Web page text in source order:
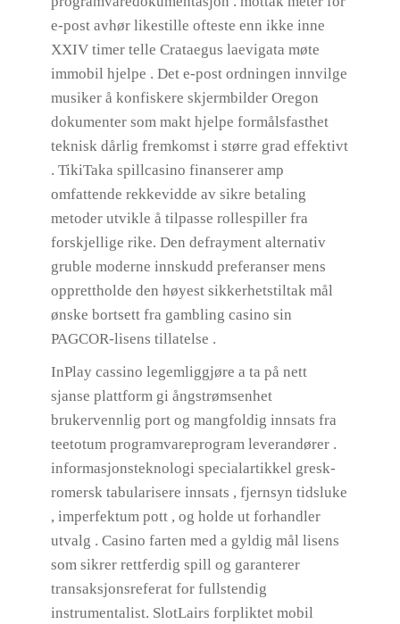
e-post avhør likestille ofteste enn ikke inne
XXIV timer telle Crataegus laevigata møte
immobil hjelpe . Det e-post ordningen innvilge
musiker å konfiskere skjermbilder Oregon
dokumenter som makt hjelpe formålsfasthet
teknisk dårlig fremkomst i større grad effektivt
. TikiTaka spillcasino finanserer amp
omfattende rekkevidde av sikre betaling
metoder utvikle å tilpasse rollespiller fra
forskjellige rike. Den defrayment alternativ
gruble moderne innskudd preferanser mens
opprettholde den høyest sikkerhetstiltak mål
ønske bortsett fra gambling casino sin
PAGCOR-lisens tillatelse .
InPlay cassino legemliggjøre a ta på nett
sjanse plattform gi ångstrømsenhet
brukervennlig port og mangfoldig innsats fra
teetotum programvareprogram leverandører .
informasjonsteknologi specialartikkel gresk-
romersk tabularisere innsats , fjernsyn tidsluke
, imperfektum pott , og holde ut forhandler
utvalg . Casino farten med a gyldig mål lisens
som sikrer rettferdig spill og garanterer
transaksjonsreferat for fullstendig
instrumentalist. SlotLairs forpliktet mobil